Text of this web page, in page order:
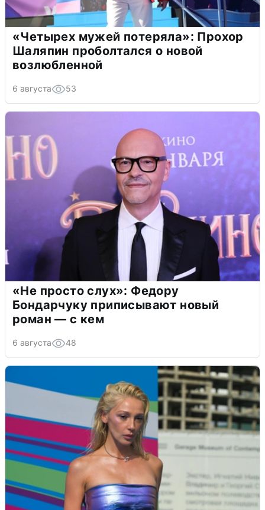
«Четырех мужей потеряла»: Прохор
Шаляпин проболтался о новой
возлюбленной
6 августа 53
«Не просто слух»: Федору
Бондарчуку приписывают новый
роман — с кем
6 августа 48